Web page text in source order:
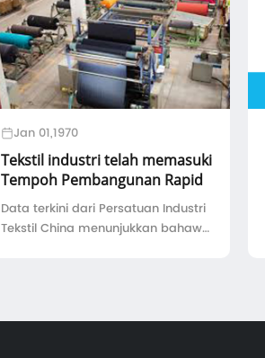
Jan 01,1970
Tekstil industri telah memasuki
Tempoh Pembangunan Rapid
Data terkini dari Persatuan Industri
Tekstil China menunjukkan bahawa
dan 8.3% pada 2016 berbanding ...